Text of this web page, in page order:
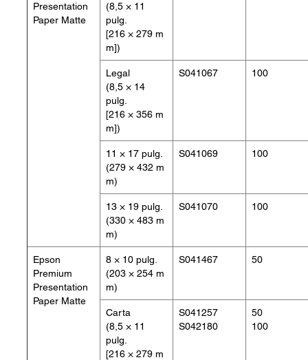
Presentation
Paper Matte
(8,5 × 11
pulg.
[216 × 279 m
m])
Legal
(8,5 × 14
pulg.
[216 × 356 m
m])
S041067 100
11 × 17 pulg.
(279 × 432 m
m)
S041069 100
13 × 19 pulg.
(330 × 483 m
m)
S041070 100
Epson
Premium
Presentation
Paper Matte
8 × 10 pulg.
(203 × 254 m
m)
S041467 50
Carta
(8,5 × 11
pulg.
[216 × 279 m
S041257
S042180
50
100